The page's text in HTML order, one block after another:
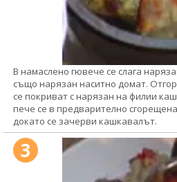
В намаслено гювече се слага
също нарязан наситно домат.
се покриват с нарязан на филии
пече се в предварително
докато се зачерви кашкавалът.
3